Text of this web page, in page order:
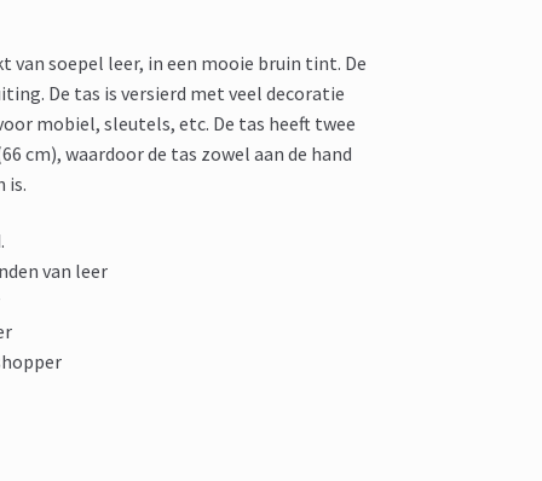
van soepel leer, in een mooie bruin tint. De
De tas is versierd met veel decoratie
mobiel, sleutels, etc. De tas heeft twee
cm), waardoor de tas zowel aan de hand
is.
van leer